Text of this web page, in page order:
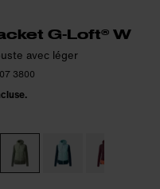
G-Loft® W
avec léger
3800